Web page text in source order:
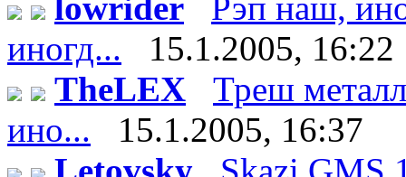
lowrider
Рэп наш,
иногд...
15.1.2005, 16:22
TheLEX
Треш
ино...
15.1.2005, 16:37